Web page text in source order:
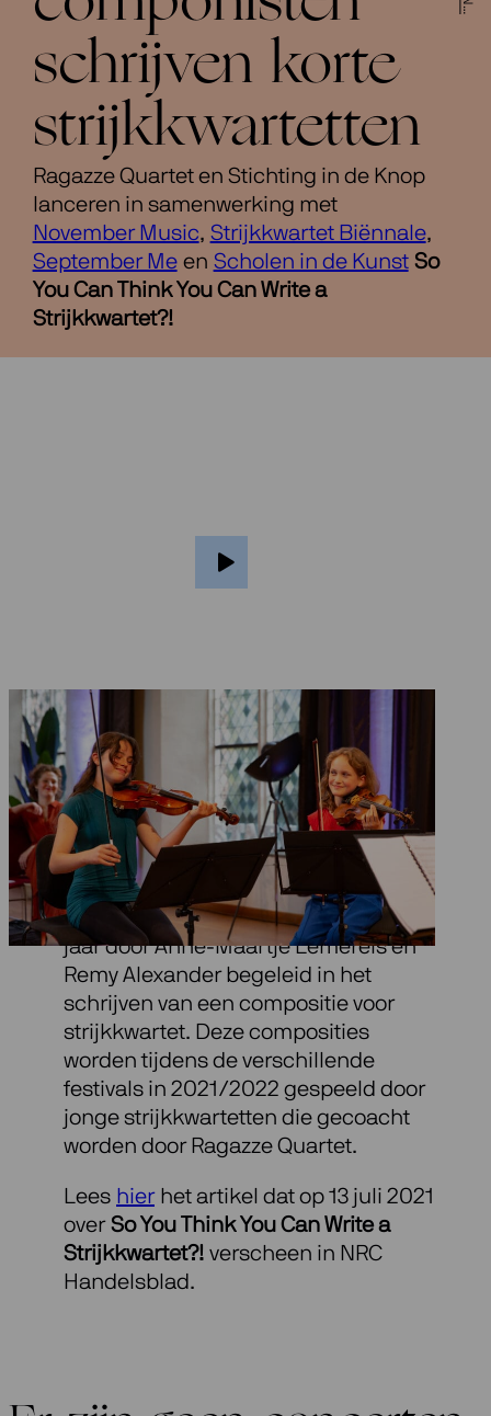
schrijven korte
strijkkwartetten
Ragazze Quartet en Stichting in de Knop
lanceren in samenwerking met
November Music, Strijkkwartet Biënnale,
September Meen Scholen in de Kunst So
You Can Think You Can Write a
Strijkkwartet?!
Over So You Think
You Can…
In dit project geinitieerd door Ragazze
, worden jonge componisten van 8-18
jaar door Anne-Maartje Lemereis en
Remy Alexander begeleid in het
schrijven van een compositie voor
strijkkwartet. Deze composities
worden tijdens de verschillende
festivals in 2021/2022 gespeeld door
jonge strijkkwartetten die gecoacht
worden door Ragazze Quartet.
Lees hierhet artikel dat op 13 juli 2021
over So You Think You Can Write a
Strijkkwartet?! verscheen in NRC
Handelsblad.